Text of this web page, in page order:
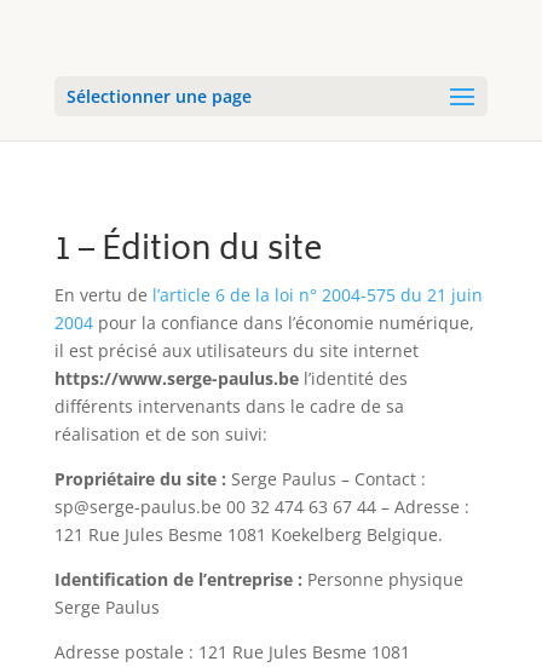
Sélectionner une page
1 – Édition du site
En vertu de l’article 6 de la loi n° 2004-575 du 21 juin
2004pour la confiance dans l’économie numérique,
il est précisé aux utilisateurs du site internet
https://www.serge-paulus.bel’identité des
différents intervenants dans le cadre de sa
réalisation et de son suivi:
Propriétaire du site : Serge Paulus – Contact :
sp@serge-paulus.be 00 32 474 63 67 44– Adresse :
121 Rue Jules Besme 1081 Koekelberg Belgique.
Identification de l’entreprise : Personne physique
Serge Paulus
Adresse postale : 121 Rue Jules Besme 1081